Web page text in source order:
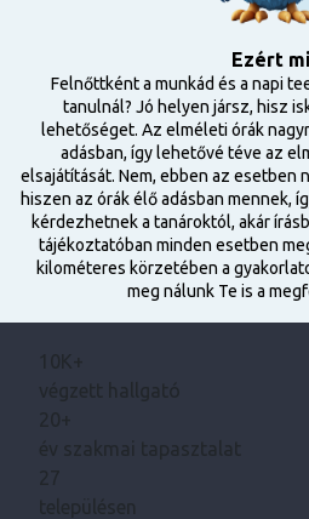
Ezért mi
Felnőttként a munkád és a napi
tanulnál? Jó helyen jársz, hisz
lehetőséget. Az elméleti órák
adásban, így lehetővé téve az
elsajátítását. Nem, ebben az esetben
hiszen az órák élő adásban mennek,
kérdezhetnek a tanároktól, akár
tájékoztatóban minden esetben
kilométeres körzetében a
meg nálunk Te is a
10K+
végzett hallgató
20+
év szakmai tapasztalat
27
településen